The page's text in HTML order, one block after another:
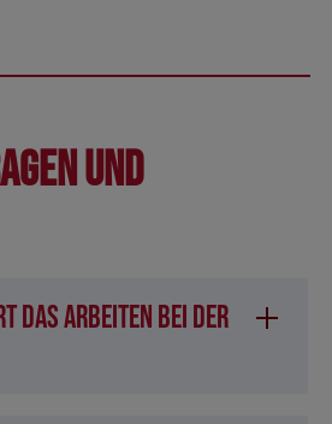
und
das Arbeiten bei der